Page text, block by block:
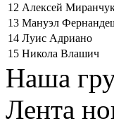
12 Алексей
13 Мануэл
14 Луис Адриано
15 Никола Влашич
Наша
Лента